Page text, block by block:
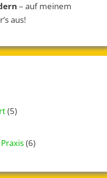
– auf meinem
aus!
(5)
(6)